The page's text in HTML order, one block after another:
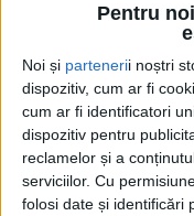
Pentru
Noi și partenerii noștri
dispozitiv, cum ar fi
cum ar fi identificatori
dispozitiv pentru
reclamelor și a
serviciilor. Cu
folosi date și identificări